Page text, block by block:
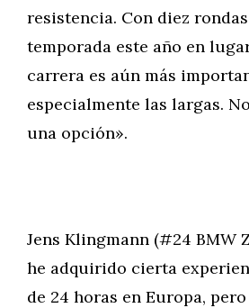
resistencia. Con diez
temporada este año en
carrera es aún más
especialmente las largas.
una opción».
Jens Klingmann (#24 BMW
he adquirido cierta
de 24 horas en Europa,